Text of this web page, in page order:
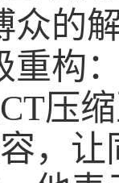
众的
重构
压
，